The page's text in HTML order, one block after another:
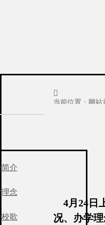
4月24日
况、办学

当前位置： 网站
介
念
歌